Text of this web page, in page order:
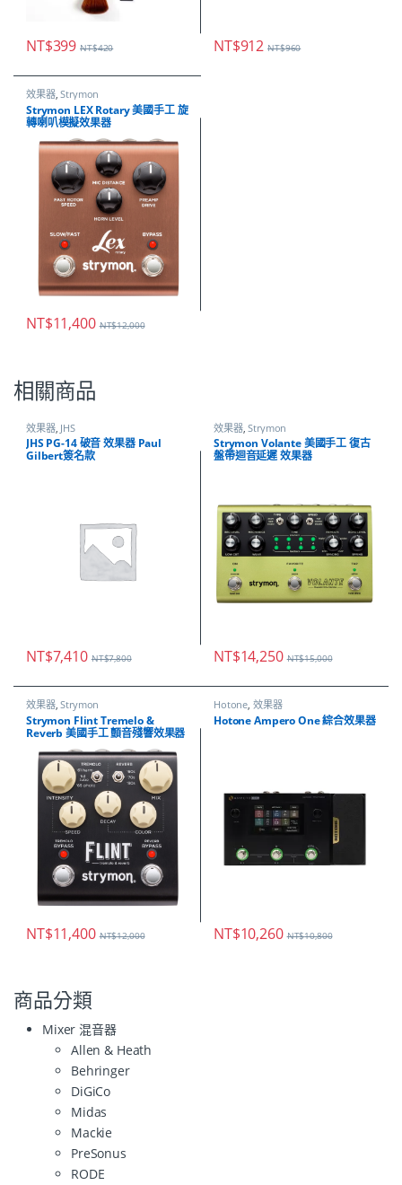
NT$399 NT$420 NT$912 NT$960
效果器,Strymon
Strymon LEX Rotary 美國手工 旋
轉喇叭模擬效果器
NT$11,400 NT$12,000
相關商品
效果器, JHS
JHS PG-14 破音 效果器 Paul
Gilbert簽名款
NT$7,410 NT$7,800
效果器,Strymon
Strymon Volante 美國手工 復古
盤帶迴音延遲 效果器
NT$14,250 NT$15,000
效果器,Strymon
Strymon Flint Tremelo &
Reverb 美國手工 顫音殘響效果器
NT$11,400 NT$12,000
Hotone, 效果器
Hotone Ampero One 綜合效果器
NT$10,260 NT$10,800
商品分類
Mixer 混音器
Allen & Heath
Behringer
DiGiCo
Midas
Mackie
PreSonus
RODE